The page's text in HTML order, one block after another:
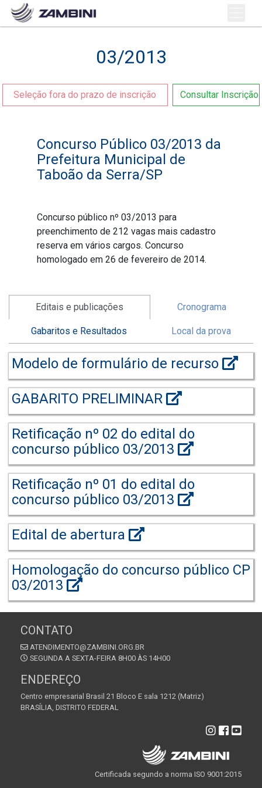
03/2013
Seleção fora do prazo de inscrição Consultar Inscrição
Concurso Público 03/2013 da
Prefeitura Municipal de
Taboão da Serra/SP
Concurso público nº 03/2013 para
preenchimento de 212 vagas mais cadastro
reserva em vários cargos. Concurso
homologado em 26 de fevereiro de 2014.
Editais e publicações Cronograma
Gabaritos e Resultados Local da prova
Modelo de formulário de recurso
GABARITO PRELIMINAR
Retificação nº 02 do edital do
concurso público 03/2013
Retificação nº 01 do edital do
concurso público 03/2013
Edital de abertura
Homologação do concurso público CP
03/2013
CONTATO
ATENDIMENTO@ZAMBINI.ORG.BR
SEGUNDA A SEXTA-FEIRA 8H00 ÀS 14H00
ENDEREÇO
Centro empresarial Brasil 21 Bloco E sala 1212 (Matriz)
BRASÍLIA, DISTRITO FEDERAL
Certificada segundo a norma ISO 9001:2015